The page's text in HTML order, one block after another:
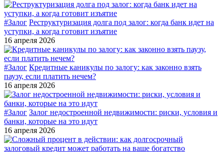
#Залог Реструктуризация долга под залог: когда банк идет на
уступки, а когда готовит изъятие
16 апреля 2026
#Залог Кредитные каникулы по залогу: как законно взять
паузу, если платить нечем?
16 апреля 2026
#Залог Залог недостроенной недвижимости: риски, условия и
банки, которые на это идут
16 апреля 2026